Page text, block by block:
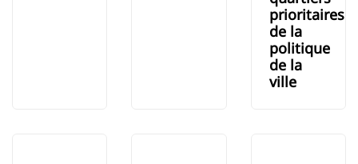
prioritaires
de la
politique
de la
ville